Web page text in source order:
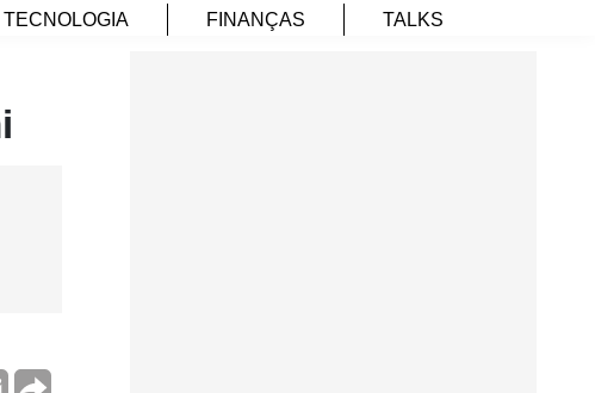
TECNOLOGIA FINANÇAS TALKS